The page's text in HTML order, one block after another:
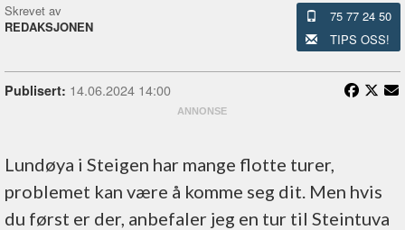
Skrevet av
REDAKSJONEN
75 77 24 50
TIPS OSS!
Publisert: 14.06.2024 14:00
Lundøya i Steigen har mange flotte turer,
problemet kan være å komme seg dit. Men hvis
du først er der, anbefaler jeg en tur til Steintuva